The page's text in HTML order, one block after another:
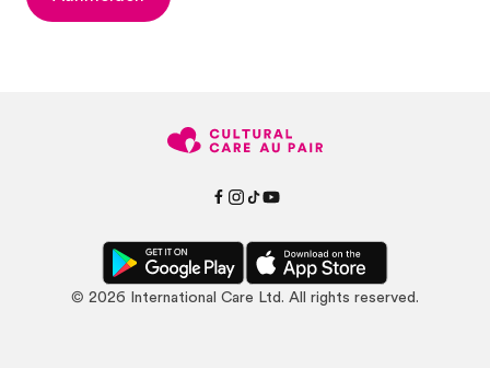
© 2026 International Care Ltd. All rights reserved.